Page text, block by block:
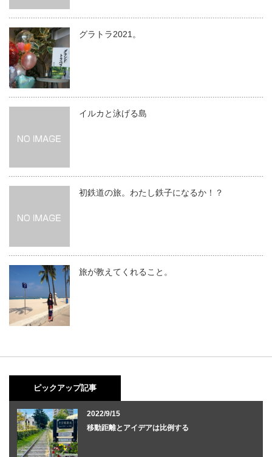
グラトラ2021。
イルカと泳げる島
初鉄道の旅。わたし鉄子になるか！？
旅が教えてくれること。
ピックアップ記事
2022/9/15
移動距離とアイデアは比例する